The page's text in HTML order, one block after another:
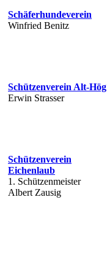
Schäferhundeverein
Winfried Benitz
Schützenverein Alt-Hög
Erwin Strasser
Schützenverein
Eichenlaub
1. Schützenmeister
Albert Zausig